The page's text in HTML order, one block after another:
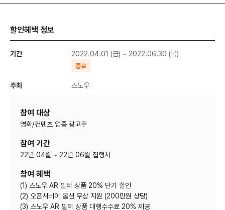
할인혜택 정보
기간 2022.04.01 (금) ~ 2022.06.30 (목)
종료
주최 스노우
참여 대상
영화/컨텐츠 업종 광고주
참여 기간
22년 04월 ~ 22년 06월 집행시
참여 혜택
(1) 스노우 AR 필터 상품 20% 단가 할인
(2) 오픈서베이 옵션 무상 지원 (200만원 상당)
(3) 스노우 AR 필터 상품 대행수수료 20% 제공